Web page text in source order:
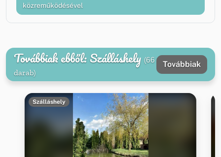
közreműködésével
Továbbiak ebből: Szálláshely (66
darab)
Továbbiak
Szálláshely